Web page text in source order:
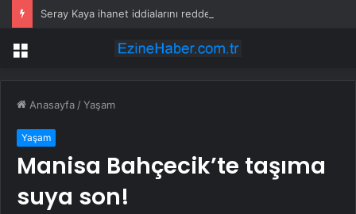
Menü
Anasayfa /Yaşam
Yaşam
Manisa Bahçecik’te taşıma
suya son!